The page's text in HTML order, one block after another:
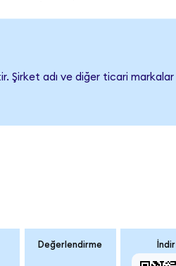
Şirket adı ve diğer ticari markalar
Değerlendirme İndir